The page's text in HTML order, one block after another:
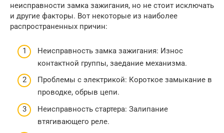
неисправности замка зажигания, но не стоит исключать
и другие факторы. Вот некоторые из наиболее
распространенных причин:
Неисправность замка зажигания: Износ
контактной группы, заедание механизма.
Проблемы с электрикой: Короткое замыкание в
проводке, обрыв цепи.
Неисправность стартера: Залипание
втягивающего реле.